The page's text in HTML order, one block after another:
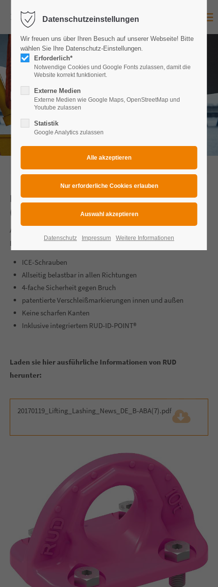
Login
Benutzername
Passwort
Lost your password?
Support
Lorem ipsum dolor sit amet:
24h/ 365days
We offer support for our customers
Mon - Fri 8:00am - 5:00pm(GMT +1)
Get in touch
376-293 City Road, Suite 600
Have any questions?
+44 1234 567 890
Lorem ipsum dolor sit amet, consectetuer adipiscing elit.
Aenean commodo ligula eget dolor. Aenean massa. Cum
sociis natoque penatibus et magnis dis parturient montes,
nascetur ridiculus mus. Donec quam felis, ultricies nec.
News
LIFTING & LASHING-NEWS von RUD
(01/2017)
Auffallend anders – Die neuesten Innovationen - B-ABA-
Lieferinformationen
ICE-Schrauben
Allseitig belastbar in allen Richtungen
4-fache Sicherheit gegen Bruch
patentierte Verschleißmarkierungen innen und außen
Keine scharfen Kanten
Inklusive integriertem RUD-ID-POINT®
Laden sie hier ausführliche Informationen von RUD
herunter:
20170119_Lifting_Lashing_News_DE_B-ABA(7).pdf (134,7
Datenschutzeinstellungen
Wir freuen uns über Ihren Besuch auf unserer Webseite! Bitte
wählen Sie Ihre Datenschutz-Einstellungen.
Erforderlich*
Notwendige Cookies und Google Fonts zulassen, damit die
Website korrekt funktioniert.
Externe Medien
Externe Medien wie Google Maps, OpenStreetMap und
Youtube zulassen
Statistik
Google Analytics zulassen
Datenschutz Impressum Weitere Informationen